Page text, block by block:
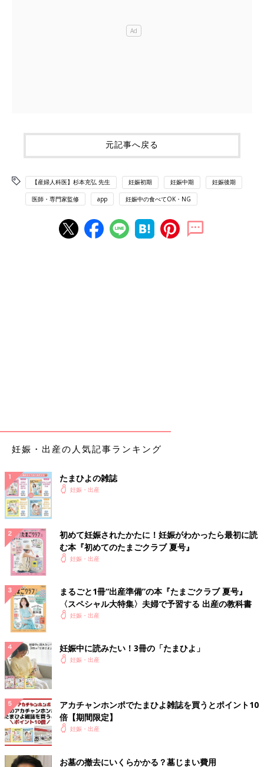
元記事へ戻る
【産婦人科医】杉本充弘 先生 妊娠初期 妊娠中期 妊娠後期
医師・専門家監修 app 妊娠中の食べてOK・NG
妊娠・出産の人気記事ランキング
たまひよの雑誌
妊娠・出産
初めて妊娠されたかたに！妊娠がわかったら最初に読
む本『初めてのたまごクラブ 夏号』
妊娠・出産
まるごと1冊“出産準備”の本『たまごクラブ 夏号』
〈スペシャル大特集〉夫婦で予習する 出産の教科書
妊娠・出産
妊娠中に読みたい！3冊の「たまひよ」
妊娠・出産
アカチャンホンポでたまひよ雑誌を買うとポイント10
倍【期間限定】
妊娠・出産
お墓の撤去にいくらかかる？墓じまい費用